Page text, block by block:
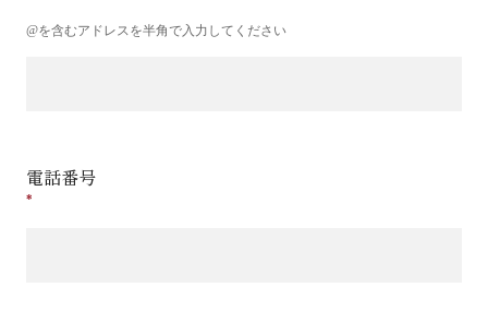
@を含むアドレスを半角で入力してください
電話番号